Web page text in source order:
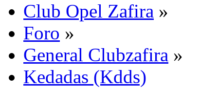
Club Opel Zafira »
Foro »
General Clubzafira »
Kedadas (Kdds)